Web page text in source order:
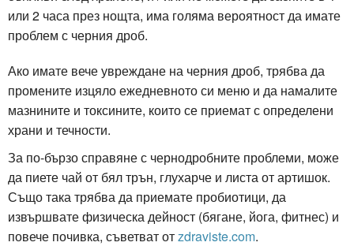
или 2 часа през нощта, има голяма вероятност да имате
проблем с черния дроб.
Ако имате вече увреждане на черния дроб, трябва да
промените изцяло ежедневното си меню и да намалите
мазнините и токсините, които се приемат с определени
храни и течности.
За по-бързо справяне с чернодробните проблеми, може
да пиете чай от бял трън, глухарче и листа от артишок.
Също така трябва да приемате пробиотици, да
извършвате физическа дейност (бягане, йога, фитнес) и
повече почивка, съветват отzdraviste.com.